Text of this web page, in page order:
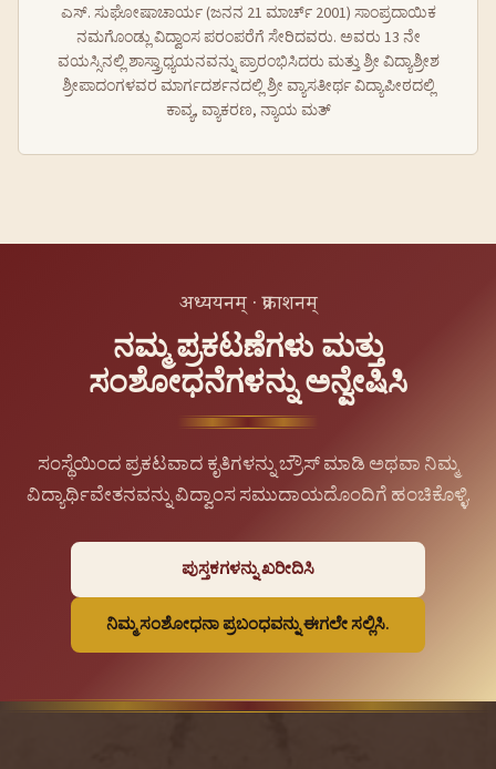
ಎಸ್. ಸುಘೋಷಾಚಾರ್ಯ (ಜನನ 21 ಮಾರ್ಚ್ 2001) ಸಾಂಪ್ರದಾಯಿಕ
ನಮಗೊಂಡ್ಲು ವಿದ್ವಾಂಸ ಪರಂಪರೆಗೆ ಸೇರಿದವರು. ಅವರು 13 ನೇ
ವಯಸ್ಸಿನಲ್ಲಿ ಶಾಸ್ತ್ರಾಧ್ಯಯನವನ್ನು ಪ್ರಾರಂಭಿಸಿದರು ಮತ್ತು ಶ್ರೀ ವಿದ್ಯಾಶ್ರೀಶ
ಶ್ರೀಪಾದಂಗಳವರ ಮಾರ್ಗದರ್ಶನದಲ್ಲಿ ಶ್ರೀ ವ್ಯಾಸತೀರ್ಥ ವಿದ್ಯಾಪೀಠದಲ್ಲಿ
ಕಾವ್ಯ, ವ್ಯಾಕರಣ, ನ್ಯಾಯ ಮತ್
अध्ययनम् · प्रकाशनम्
ನಮ್ಮ ಪ್ರಕಟಣೆಗಳು ಮತ್ತು
ಸಂಶೋಧನೆಗಳನ್ನು ಅನ್ವೇಷಿಸಿ
ಸಂಸ್ಥೆಯಿಂದ ಪ್ರಕಟವಾದ ಕೃತಿಗಳನ್ನು ಬ್ರೌಸ್ ಮಾಡಿ ಅಥವಾ ನಿಮ್ಮ
ವಿದ್ಯಾರ್ಥಿವೇತನವನ್ನು ವಿದ್ವಾಂಸ ಸಮುದಾಯದೊಂದಿಗೆ ಹಂಚಿಕೊಳ್ಳಿ.
ಪುಸ್ತಕಗಳನ್ನು ಖರೀದಿಸಿ
ನಿಮ್ಮ ಸಂಶೋಧನಾ ಪ್ರಬಂಧವನ್ನು ಈಗಲೇ ಸಲ್ಲಿಸಿ.